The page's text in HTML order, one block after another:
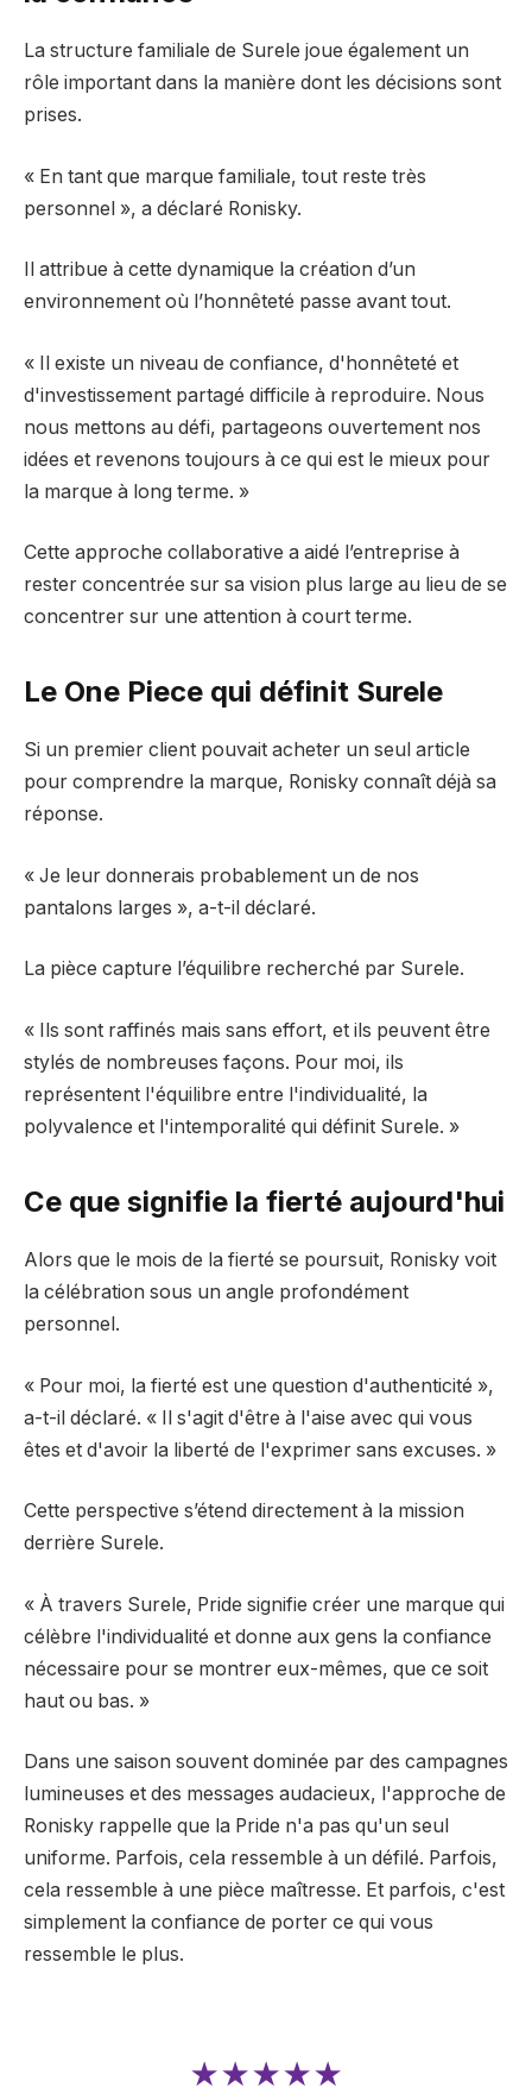
La structure familiale de Surele joue également un
rôle important dans la manière dont les décisions sont
prises.
« En tant que marque familiale, tout reste très
personnel », a déclaré Ronisky.
Il attribue à cette dynamique la création d’un
environnement où l’honnêteté passe avant tout.
« Il existe un niveau de confiance, d'honnêteté et
d'investissement partagé difficile à reproduire. Nous
nous mettons au défi, partageons ouvertement nos
idées et revenons toujours à ce qui est le mieux pour
la marque à long terme. »
Cette approche collaborative a aidé l’entreprise à
rester concentrée sur sa vision plus large au lieu de se
concentrer sur une attention à court terme.
Le One Piece qui définit Surele
Si un premier client pouvait acheter un seul article
pour comprendre la marque, Ronisky connaît déjà sa
réponse.
« Je leur donnerais probablement un de nos
pantalons larges », a-t-il déclaré.
La pièce capture l’équilibre recherché par Surele.
« Ils sont raffinés mais sans effort, et ils peuvent être
stylés de nombreuses façons. Pour moi, ils
représentent l'équilibre entre l'individualité, la
polyvalence et l'intemporalité qui définit Surele. »
Ce que signifie la fierté aujourd'hui
Alors que le mois de la fierté se poursuit, Ronisky voit
la célébration sous un angle profondément
personnel.
« Pour moi, la fierté est une question d'authenticité »,
a-t-il déclaré. « Il s'agit d'être à l'aise avec qui vous
êtes et d'avoir la liberté de l'exprimer sans excuses. »
Cette perspective s’étend directement à la mission
derrière Surele.
« À travers Surele, Pride signifie créer une marque qui
célèbre l'individualité et donne aux gens la confiance
nécessaire pour se montrer eux-mêmes, que ce soit
haut ou bas. »
Dans une saison souvent dominée par des campagnes
lumineuses et des messages audacieux, l'approche de
Ronisky rappelle que la Pride n'a pas qu'un seul
uniforme. Parfois, cela ressemble à un défilé. Parfois,
cela ressemble à une pièce maîtresse. Et parfois, c'est
simplement la confiance de porter ce qui vous
ressemble le plus.
★★★★★